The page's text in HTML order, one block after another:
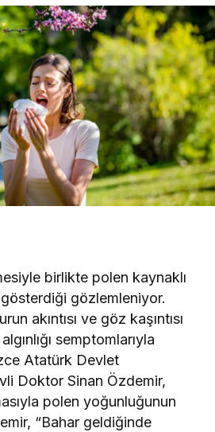
birlikte polen kaynaklı
gösterdiği gözlemleniyor.
akıntısı ve göz kaşıntısı
semptomlarıyla
Atatürk Devlet
Doktor Sinan Özdemir,
polen yoğunluğunun
“Bahar geldiğinde